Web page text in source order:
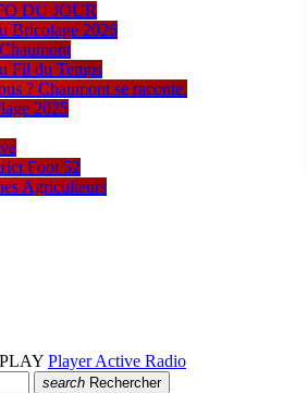
DU JOUR
Bricolage 2026
Fil du Temps
? Chaumont se raconte.
2025
Foot 52
Agriculteurs
PLAY Player Active Radio
search Rechercher